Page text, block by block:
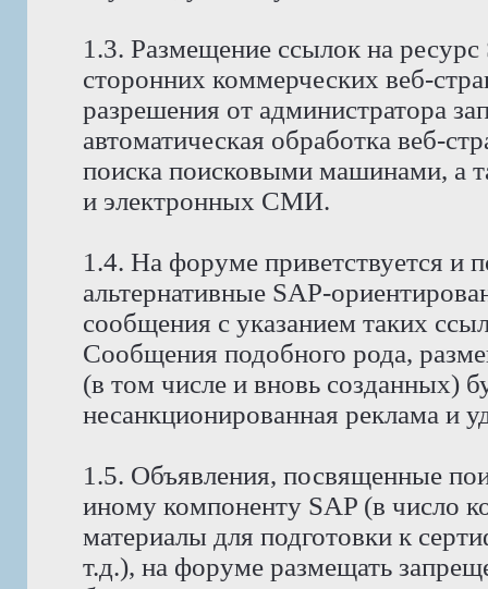
1.3. Размещение ссылок на
сторонних коммерческих веб-
разрешения от администратора
автоматическая обработка веб-
поиска поисковыми машинами, а
и электронных СМИ.
1.4. На форуме приветствуется и
альтернативные SAP-
сообщения с указанием таких
Сообщения подобного рода,
(в том числе и вновь созданных)
несанкционированная реклама и
1.5. Объявления, посвященные
иному компоненту SAP (в число
материалы для подготовки к
т.д.), на форуме размещать